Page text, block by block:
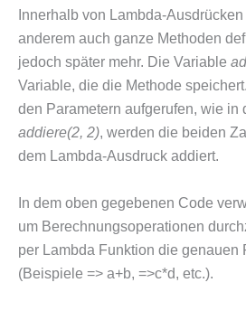
Innerhalb von Lambda-
anderem auch ganze Methoden
jedoch später mehr. Die Variable
Variable, die die Methode
den Parametern aufgerufen, wie in
addiere(2, 2), werden die beiden
dem Lambda-Ausdruck addiert.
In dem oben gegebenen Code
um Berechnungsoperationen
per Lambda Funktion die genauen
(Beispiele => a+b, =>c*d, etc.).